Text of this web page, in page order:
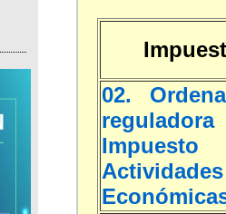
02.
Actividades